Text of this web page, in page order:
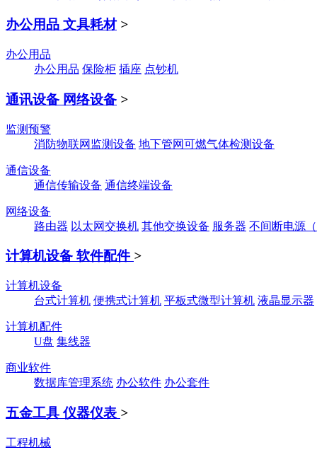
办公用品 文具耗材 >
办公用品
办公用品 保险柜 插座 点钞机
通讯设备 网络设备 >
监测预警
消防物联网监测设备 地下管网可燃气体检测设备
通信设备
通信传输设备 通信终端设备
网络设备
路由器 以太网交换机 其他交换设备 服务器 不间断电源
计算机设备 软件配件 >
计算机设备
台式计算机 便携式计算机 平板式微型计算机 液晶显示器
计算机配件
U盘 集线器
商业软件
数据库管理系统 办公软件 办公套件
五金工具 仪器仪表 >
工程机械